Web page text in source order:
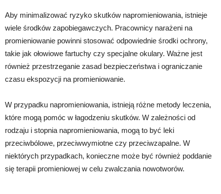
Aby minimalizować ryzyko skutków napromieniowania, istnieje
wiele środków zapobiegawczych. Pracownicy narażeni na
promieniowanie powinni stosować odpowiednie środki ochrony,
takie jak ołowiowe fartuchy czy specjalne okulary. Ważne jest
również przestrzeganie zasad bezpieczeństwa i ograniczanie
czasu ekspozycji na promieniowanie.
W przypadku napromieniowania, istnieją różne metody leczenia,
które mogą pomóc w łagodzeniu skutków. W zależności od
rodzaju i stopnia napromieniowania, mogą to być leki
przeciwbólowe, przeciwwymiotne czy przeciwzapalne. W
niektórych przypadkach, konieczne może być również poddanie
się terapii promieniowej w celu zwalczania nowotworów.